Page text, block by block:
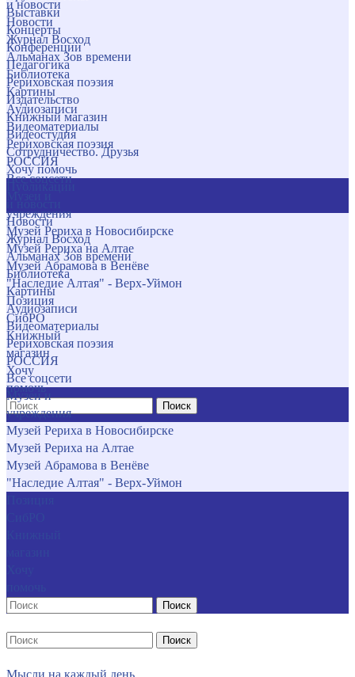
и новости
Новости
Журнал Восход
Альманах Зов времени
Библиотека
Картины
Аудиозаписи
Видеоматериалы
Рериховская поэзия
РОССИЯ
Все соцсети
учреждения
Музей Рериха в Новосибирске
Музей Рериха на Алтае
Музей Абрамова в Венёве
"Наследие Алтая" - Верх-Уймон
Позиция
СибРО
Книжный
магазин
Хочу
помочь
Поиск
Выставки
Концерты
Конференции
Педагогика
Рериховская поэзия
Издательство
Книжный магазин
Видеостудия
Сотрудничество. Друзья
Хочу помочь
Новости
Журнал Восход
Альманах Зов времени
Библиотека
Картины
Аудиозаписи
Видеоматериалы
Рериховская поэзия
РОССИЯ
Все соцсети
Музеи и
учреждения
Музей Рериха в Новосибирске
Музей Рериха на Алтае
Музей Абрамова в Венёве
"Наследие Алтая" - Верх-Уймон
Поиск
Поиск